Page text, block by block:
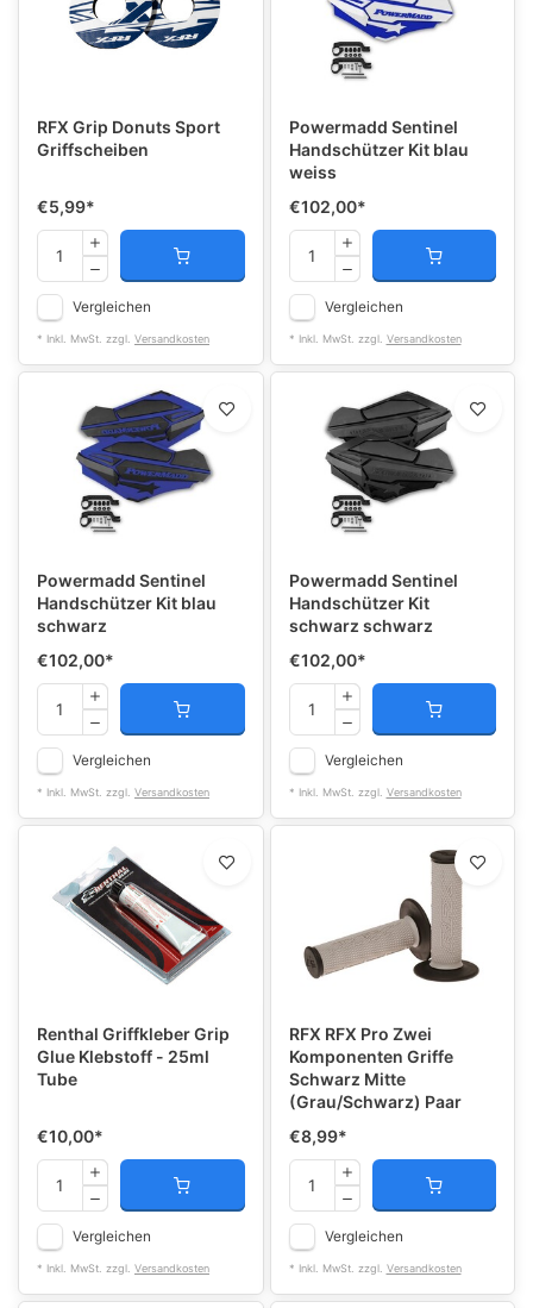
RFX Grip Donuts Sport
Griffscheiben
€5,99*
Vergleichen
* Inkl. MwSt. zzgl. Versandkosten
Powermadd Sentinel
Handschützer Kit blau
weiss
€102,00*
Vergleichen
* Inkl. MwSt. zzgl. Versandkosten
Powermadd Sentinel
Handschützer Kit blau
schwarz
€102,00*
Vergleichen
* Inkl. MwSt. zzgl. Versandkosten
Powermadd Sentinel
Handschützer Kit
schwarz schwarz
€102,00*
Vergleichen
* Inkl. MwSt. zzgl. Versandkosten
Renthal Griffkleber Grip
Glue Klebstoff - 25ml
Tube
€10,00*
Vergleichen
* Inkl. MwSt. zzgl. Versandkosten
RFX RFX Pro Zwei
Komponenten Griffe
Schwarz Mitte
(Grau/Schwarz) Paar
€8,99*
Vergleichen
* Inkl. MwSt. zzgl. Versandkosten